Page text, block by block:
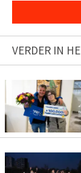
VERDER IN